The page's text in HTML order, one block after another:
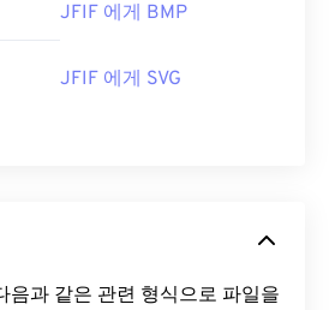
JFIF 에게 BMP
JFIF 에게 SVG
음과 같은 관련 형식으로 파일을